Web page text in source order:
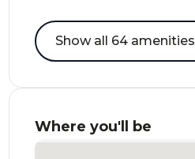
Show all 64 amenities
Where you'll be